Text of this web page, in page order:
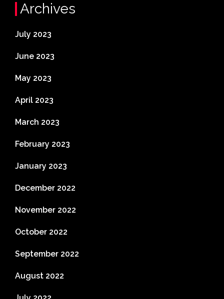
Archives
July 2023
June 2023
May 2023
April 2023
March 2023
February 2023
January 2023
December 2022
November 2022
October 2022
September 2022
August 2022